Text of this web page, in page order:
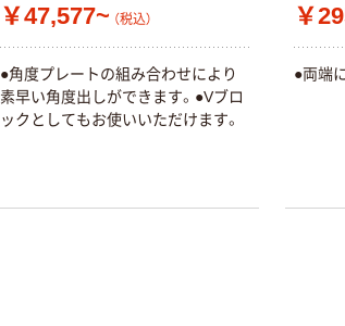
￥47,577~ （税込）
●角度プレートの組み合わせにより
素早い角度出しができます。●Vブロ
ックとしてもお使いいただけます。
￥
●両端
人気商品